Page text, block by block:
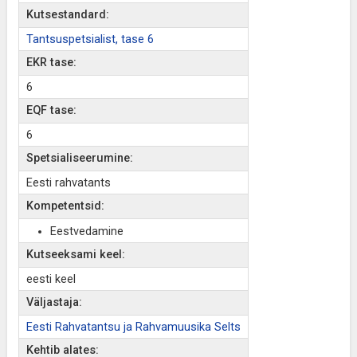
Kutsestandard:
Tantsuspetsialist, tase 6
EKR tase:
6
EQF tase:
6
Spetsialiseerumine:
Eesti rahvatants
Kompetentsid:
Eestvedamine
Kutseeksami keel:
eesti keel
Väljastaja:
Eesti Rahvatantsu ja Rahvamuusika Selts
Kehtib alates: